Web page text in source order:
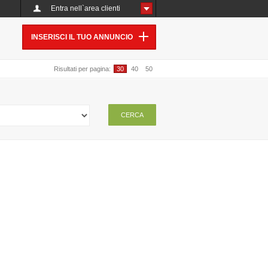
Entra nell`area clienti
INSERISCI IL TUO ANNUNCIO
Risultati per pagina: 30 40 50
CERCA